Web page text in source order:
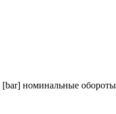
номинальные